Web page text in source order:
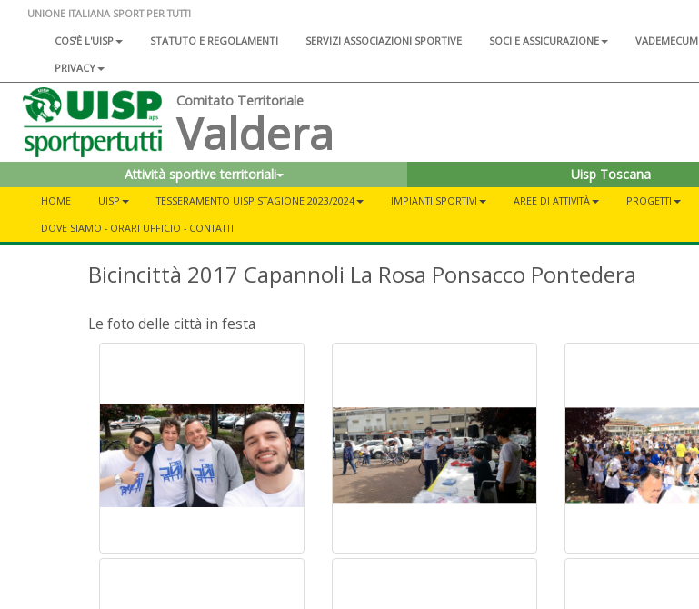
UNIONE ITALIANA SPORT PER TUTTI
COS'È L'UISP
STATUTO E REGOLAMENTI SERVIZI ASSOCIAZIONI SPORTIVE SOCI E ASSICURAZIONE VADEMECUM
PRIVACY
Comitato Territoriale
Valdera
Attività sportive territoriali Uisp Toscana
HOME UISP TESSERAMENTO UISP STAGIONE 2023/2024 IMPIANTI SPORTIVI AREE DI ATTIVITÀ PROGETTI
DOVE SIAMO - ORARI UFFICIO - CONTATTI
Bicincittà 2017 Capannoli La Rosa Ponsacco Pontedera
Le foto delle città in festa